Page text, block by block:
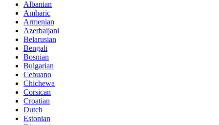
Albanian
Amharic
Armenian
Azerbaijani
Belarusian
Bengali
Bosnian
Bulgarian
Cebuano
Chichewa
Corsican
Croatian
Dutch
Estonian